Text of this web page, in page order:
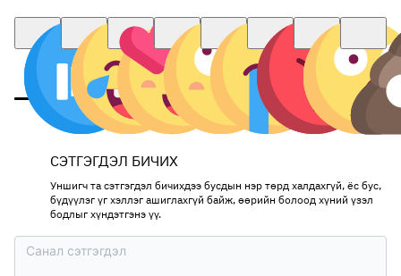
СЭТГЭГДЭЛ БИЧИХ
Уншигч та сэтгэгдэл бичихдээ бусдын нэр төрд халдахгүй, ёс бус,
бүдүүлэг үг хэллэг ашиглахгүй байж, өөрийн болоод хүний үзэл
бодлыг хүндэтгэнэ үү.